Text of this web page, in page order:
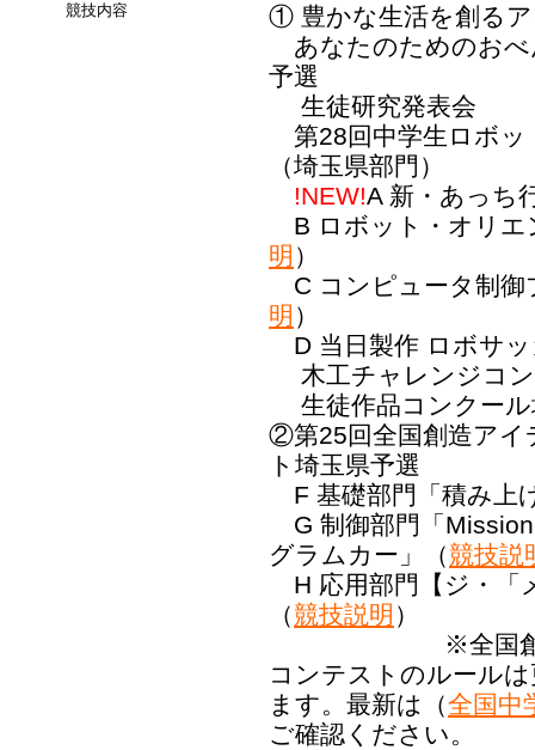
競技内容
① 豊かな生活を創る
あなたのためのおべ
予選
生徒研究発表会
第28回中学生ロボ
（埼玉県部門）
!NEW!A 新・あっち
B ロボット・オリ
明 ）
C コンピュータ制
明 ）
D 当日製作 ロボサ
木工チャレンジコン
生徒作品コンクール
②第25回全国創造アイ
ト埼玉県予選
F 基礎部門「積み上
G 制御部門「Mission
グラムカー」（競技説
H 応用部門【ジ・「
（競技説明 ）
※全国創造ア
コンテストのルール
ます。最新は（全国中
ご確認くださ